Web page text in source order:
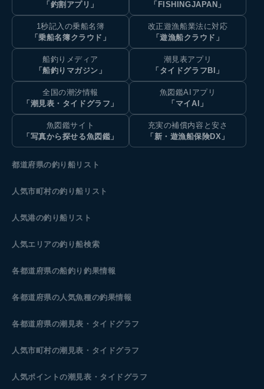
「釣割アプリ」
「FISHINGJAPAN」
1秒記入の乗船名簿
「乗船名簿クラウド」
改正遊漁船業法に対応
「遊漁船クラウド」
船釣りメディア
「船釣りマガジン」
潮見表アプリ
「タイドグラフBI」
全国の潮汐情報
「潮見表・タイドグラフ」
魚図鑑AIアプリ
「マイAI」
魚図鑑サイト
「写真から探せる魚図鑑」
充実の補償内容と安さ
「新・遊漁船保険DX」
都道府県の釣り船リスト
人気市町村の釣り船リスト
人気港の釣り船リスト
人気エリアの釣り船検索
各都道府県の船釣り釣果情報
各都道府県の人気魚種の釣果情報
各都道府県の潮見表 ・タイドグラフ
人気市町村の潮見表・タイドグラフ
人気ポイントの潮見表・タイドグラフ